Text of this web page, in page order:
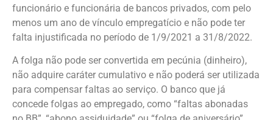
funcionário e funcionária de bancos privados, com pelo
menos um ano de vínculo empregatício e não pode ter
falta injustificada no período de 1/9/2021 a 31/8/2022.
A folga não pode ser convertida em pecúnia (dinheiro),
não adquire caráter cumulativo e não poderá ser utilizada
para compensar faltas ao serviço. O banco que já
concede folgas ao empregado, como “faltas abonadas